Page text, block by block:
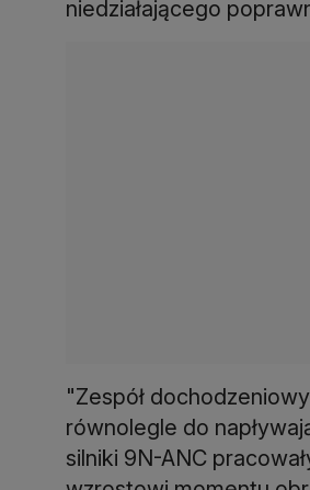
niedziałającego
"Zespół
równolegle do
silniki 9N-ANC